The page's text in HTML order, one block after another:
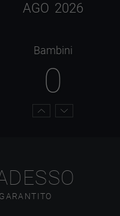
AGO 2026
Bambini
0